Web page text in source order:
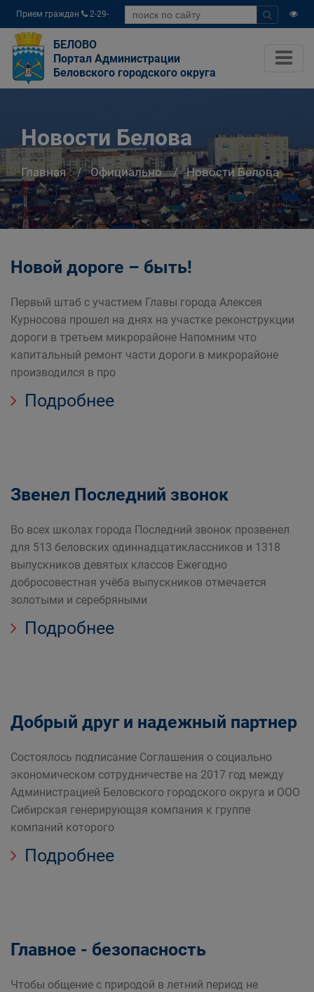
Прием граждан
2-29-
04
БЕЛОВО
Портал Администрации
Беловского городского округа
Новости Белова
Главная Официально Новости Белова
Новой дороге – быть!
Первый штаб с участием Главы города Алексея
Курносова прошел на днях на участке реконструкции
дороги в третьем микрорайоне Напомним что
капитальный ремонт части дороги в микрорайоне
производился в про
Подробнее
Звенел Последний звонок
Во всех школах города Последний звонок прозвенел
для 513 беловских одиннадцатиклассников и 1318
выпускников девятых классов Ежегодно
добросовестная учёба выпускников отмечается
золотыми и серебряными
Подробнее
Добрый друг и надежный партнер
Состоялось подписание Соглашения о социально
экономическом сотрудничестве на 2017 год между
Администрацией Беловского городского округа и ООО
Сибирская генерирующая компания к группе
компаний которого
Подробнее
Главное - безопасность
Чтобы общение с природой в летний период не